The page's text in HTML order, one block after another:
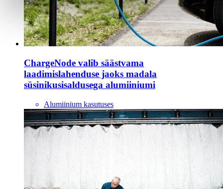
ChargeNode valib säästvama
laadimislahenduse jaoks madala
süsinikusisaldusega alumiiniumi
Alumiinium kasutuses